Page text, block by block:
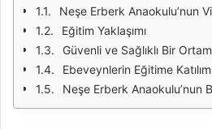
Neşe Erberk Anaokulu’nun
Eğitim Yaklaşımı
Güvenli ve Sağlıklı Bir Ortam
Ebeveynlerin Eğitime
Neşe Erberk Anaokulu’nun